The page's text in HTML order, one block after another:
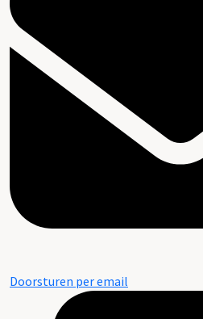
Doorsturen per email